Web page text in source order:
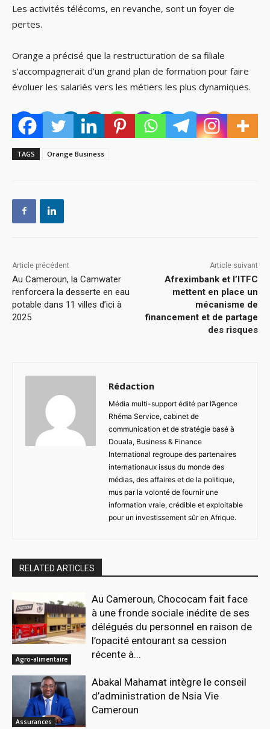
Les activités télécoms, en revanche, sont un foyer de
pertes.
Orange a précisé que la restructuration de sa filiale
s’accompagnerait d’un grand plan de formation pour faire
évoluer les salariés vers les métiers les plus dynamiques.
TAGS Orange Business
Article précédent
Au Cameroun, la Camwater
renforcera la desserte en eau
potable dans 11 villes d’ici à
2025
Article suivant
Afreximbank et l’ITFC
mettent en place un
mécanisme de
financement et de partage
des risques
Rédaction
Média multi-support édité par l’Agence
Rhéma Service, cabinet de
communication et de stratégie basé à
Douala, Business & Finance
International regroupe des partenaires
internationaux issus du monde des
médias, des affaires et de la politique,
mus par la volonté de fournir une
information vraie, crédible et exploitable
pour un investissement sûr en Afrique.
RELATED ARTICLES
Agro-alimentaire
Au Cameroun, Chococam fait face
à une fronde sociale inédite de ses
délégués du personnel en raison de
l’opacité entourant sa cession
récente à...
Assurances
Abakal Mahamat intègre le conseil
d’administration de Nsia Vie
Cameroun